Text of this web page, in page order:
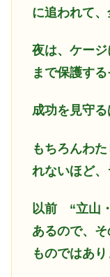
に追われて
夜は、ケー
まで保護す
成功を見守る
もちろんわ
れないほど
以前
“立山
あるので、
ものではあ